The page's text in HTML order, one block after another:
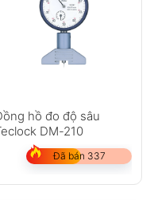
hồ đo độ sâu
DM-210
Đã bán 337